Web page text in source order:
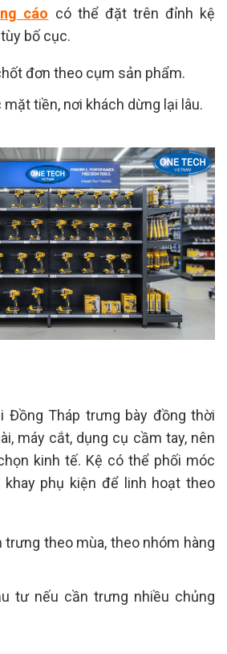
cáo có thể đặt trên đỉnh kệ
bố cục.
đơn theo cụm sản phẩm.
tiền, nơi khách dừng lại lâu.
Đồng Tháp trưng bày đồng thời
máy cắt, dụng cụ cầm tay, nên
kinh tế. Kệ có thể phối móc
phụ kiện để linh hoạt theo
trưng theo mùa, theo nhóm hàng
tư nếu cần trưng nhiều chủng